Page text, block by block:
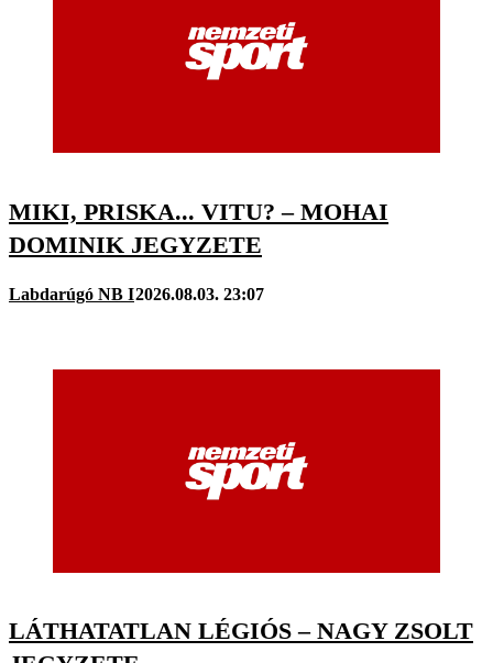
MIKI, PRISKA... VITU? – MOHAI
DOMINIK JEGYZETE
Labdarúgó NB I2026.08.03. 23:07
LÁTHATATLAN LÉGIÓS – NAGY ZSOLT